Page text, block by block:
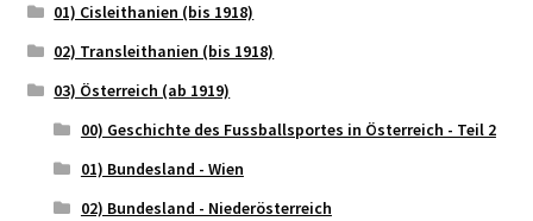
01) Cisleithanien (bis 1918)
02) Transleithanien (bis 1918)
03) Österreich (ab 1919)
00) Geschichte des Fussballsportes in Österreich - Teil 2
01) Bundesland - Wien
02) Bundesland - Niederösterreich